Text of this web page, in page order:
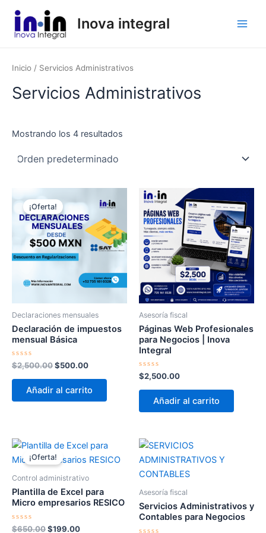
contenido
Inova integral
Inicio / Servicios Administrativos
Servicios Administrativos
Mostrando los 4 resultados
¡Oferta!
Declaraciones mensuales
Declaración de impuestos
mensual Básica
Valorado
con
0
$2,500.00
precio
original
era:
$2,500.00.
$500.00
precio
es:
$500.00.
Añadir al carrito
Asesoría fiscal
Páginas Web Profesionales
para Negocios | Inova
Integral
Valorado
con
0
$2,500.00
Añadir al carrito
¡Oferta!
Control administrativo
Plantilla de Excel para
Micro empresarios RESICO
Valorado
$650.00
El
precio
original
$650.00.
$199.00
El
precio
actual
$199.00.
Asesoría fiscal
Servicios Administrativos y
Contables para Negocios